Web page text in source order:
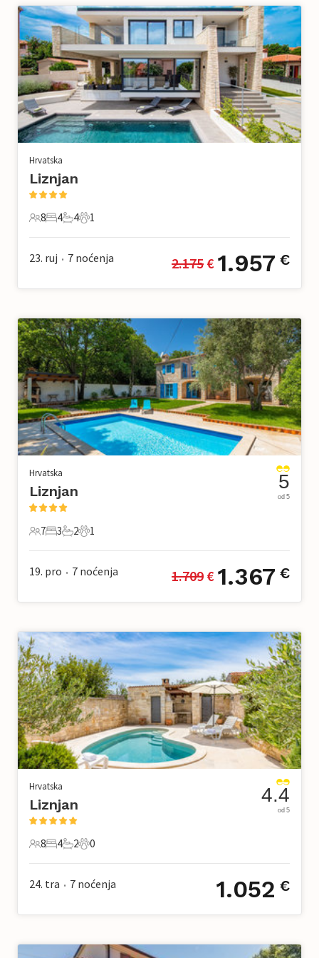
Hrvatska
Liznjan
8 Gosti
8
4 Spavaće sobe
4
4 Kupaonice
4
1 Kućni ljubimac
1
23. ruj • 7 noćenja 2.175 € 1.957 €
Hrvatska
Liznjan
7 Gosti
7
3 Spavaće sobe
3
2 Kupaonice
2
1 Kućni ljubimac
1
5
od 5
19. pro • 7 noćenja 1.709 € 1.367 €
Hrvatska
Liznjan
8 Gosti
8
4 Spavaće sobe
4
2 Kupaonice
2
0 Kućni ljubimac
0
4.4
od 5
24. tra • 7 noćenja 1.052 €